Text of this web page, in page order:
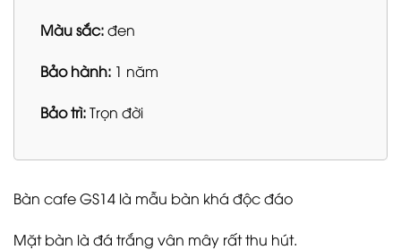
Màu sắc:đen
Bảo hành: 1 năm
Bảo trì:Trọn đời
Bàn cafe GS14 là mẫu bàn khá độc đáo
Mặt bàn là đá trắng vân mây rất thu hút.